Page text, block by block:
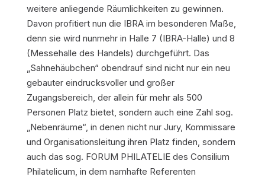
weitere anliegende Räumlichkeiten zu gewinnen.
Davon profitiert nun die IBRA im besonderen Maße,
denn sie wird nunmehr in Halle 7 (IBRA-Halle) und 8
(Messehalle des Handels) durchgeführt. Das
„Sahnehäubchen“ obendrauf sind nicht nur ein neu
gebauter eindrucksvoller und großer
Zugangsbereich, der allein für mehr als 500
Personen Platz bietet, sondern auch eine Zahl sog.
„Nebenräume“, in denen nicht nur Jury, Kommissare
und Organisationsleitung ihren Platz finden, sondern
auch das sog. FORUM PHILATELIE des Consilium
Philatelicum, in dem namhafte Referenten